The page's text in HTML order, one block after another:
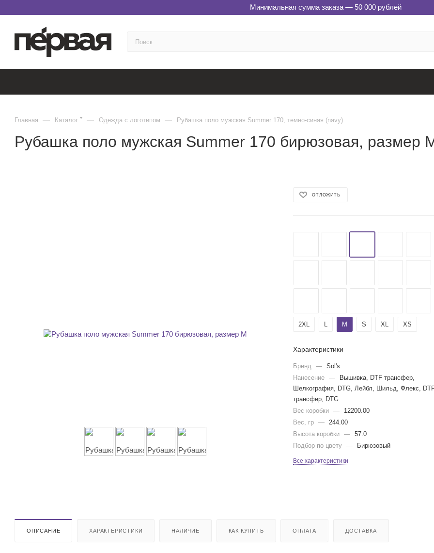
Минимальная сумма заказа — 50 000 рублей
Главная — Каталог — Одежда с логотипом — Рубашка поло мужская Summer 170, темно-синяя (navy)
Рубашка поло мужская Summer 170 бирюзовая, размер
ОТЛОЖИТЬ
2XL L M S XL XS
Характеристики
Бренд —
Sol's
Нанесение
—
Вышивка, DTF трансфер,
Шелкография, DTG, Лейбл, Шильд, Флекс,
трансфер, DTG
Вес коробки
—
12200.00
Вес, гр
—
244.00
Высота коробки
—
57.0
Подбор по цвету
— Бирюзовый
Все характеристики
ОПИСАНИЕ ХАРАКТЕРИСТИКИ НАЛИЧИЕ КАК КУПИТЬ ОПЛАТА ДОСТАВКА